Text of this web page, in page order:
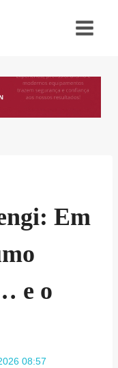
Em
e o
08:57